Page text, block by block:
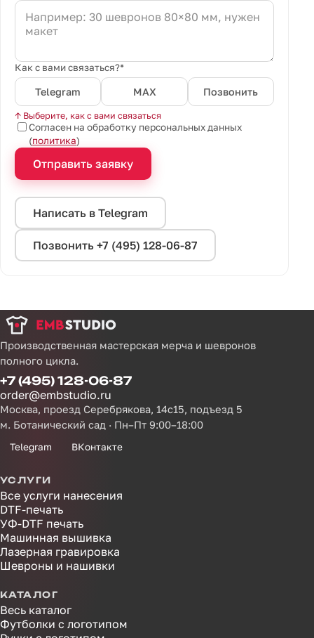
Как с вами связаться?*
Telegram MAX Позвонить
↑ Выберите, как с вами связаться
Согласен на обработку персональных данных
(политика)
Отправить заявку
Написать в Telegram
Позвонить +7 (495) 128-06-87
Производственная мастерская мерча и шевронов
полного цикла.
+7 (495) 128-06-87
order@embstudio.ru
Москва, проезд Серебрякова, 14с15, подъезд 5
м. Ботанический сад · Пн–Пт 9:00–18:00
Telegram ВКонтакте
УСЛУГИ
Все услуги нанесения
DTF-печать
УФ-DTF печать
Машинная вышивка
Лазерная гравировка
Шевроны и нашивки
КАТАЛОГ
Весь каталог
Футболки с логотипом